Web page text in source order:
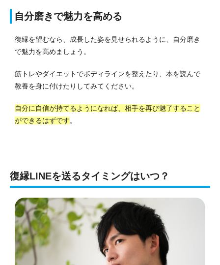
自分磨きで魅力を高める
復縁を望むなら、成長した姿を見せられるように、自分磨き
で魅力を高めましょう。
筋トレやダイエットでボディラインを整えたり、本を読んで
教養を身に付けたりしてみてください。
自分に自信が持てるようになれば、相手を再び魅了すること
ができるはずです。
復縁LINEを送るタイミングはいつ？